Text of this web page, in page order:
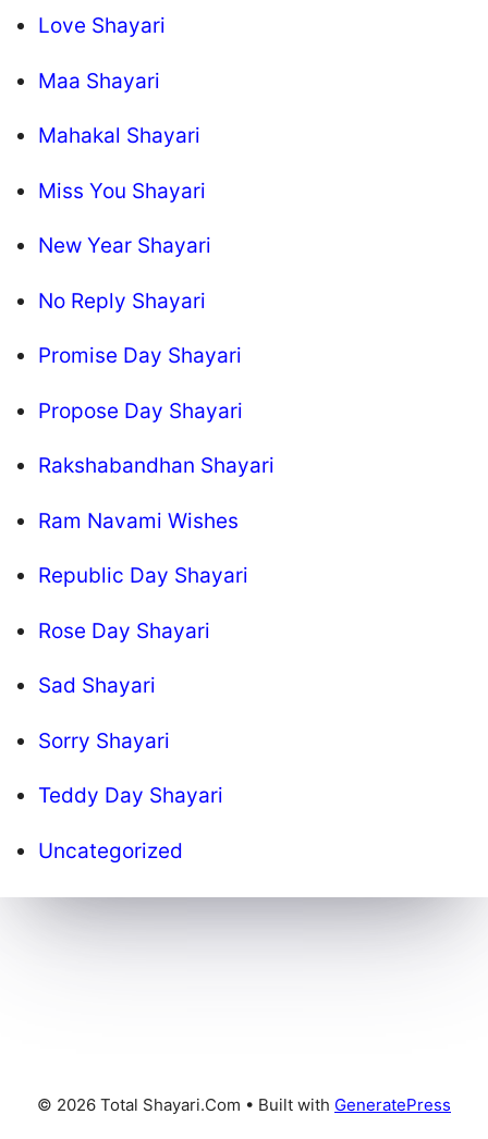
Love Shayari
Maa Shayari
Mahakal Shayari
Miss You Shayari
New Year Shayari
No Reply Shayari
Promise Day Shayari
Propose Day Shayari
Rakshabandhan Shayari
Ram Navami Wishes
Republic Day Shayari
Rose Day Shayari
Sad Shayari
Sorry Shayari
Teddy Day Shayari
Uncategorized
© 2026 Total Shayari.Com • Built with GeneratePress